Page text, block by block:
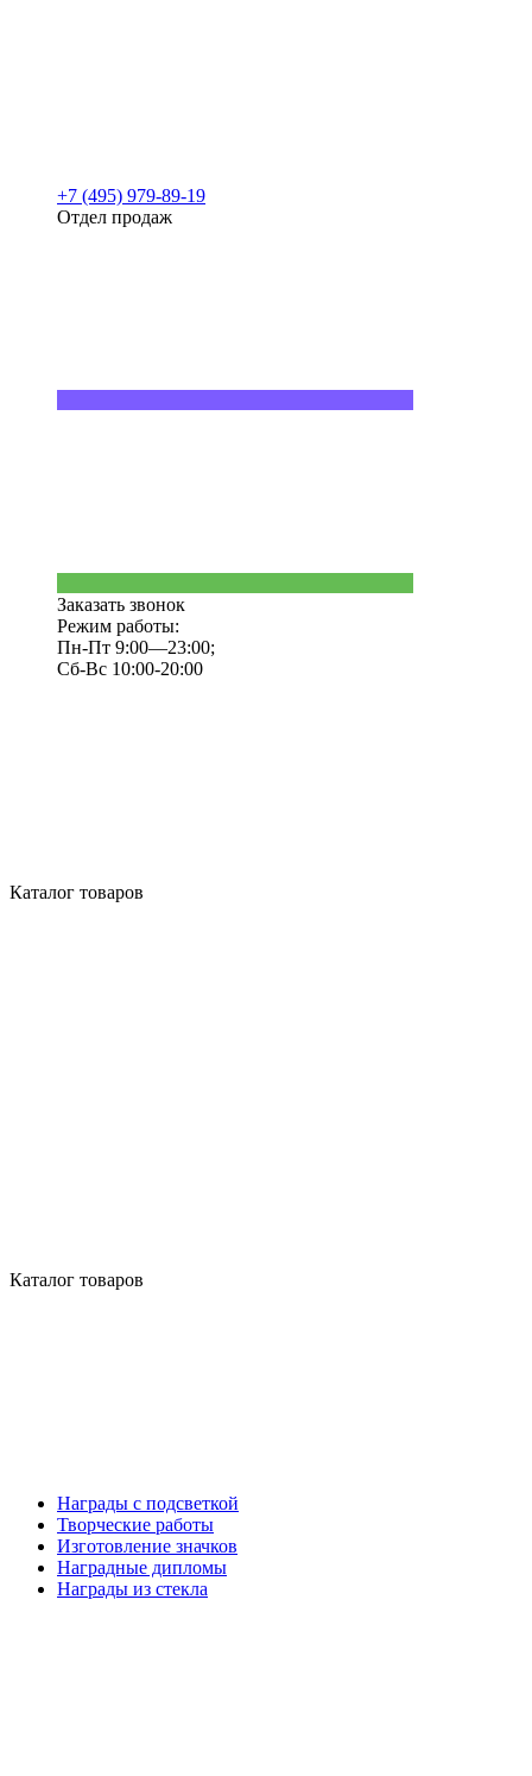
+7 (495) 979-89-19
Отдел продаж
Заказать звонок
Режим работы:
Пн-Пт 9:00—23:00;
Сб-Вс 10:00-20:00
Каталог товаров
Каталог товаров
Награды с подсветкой
Творческие работы
Изготовление значков
Наградные дипломы
Награды из стекла